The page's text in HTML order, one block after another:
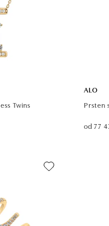
Twins
ALO
Prsten
od 77